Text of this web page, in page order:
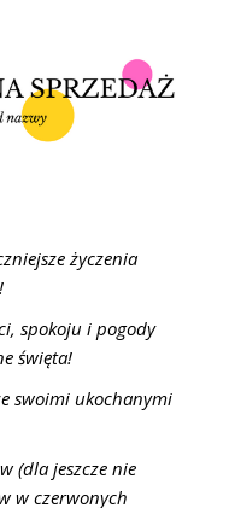
życzenia
spokoju i pogody
święta!
swoimi ukochanymi
(dla jeszcze nie
w czerwonych